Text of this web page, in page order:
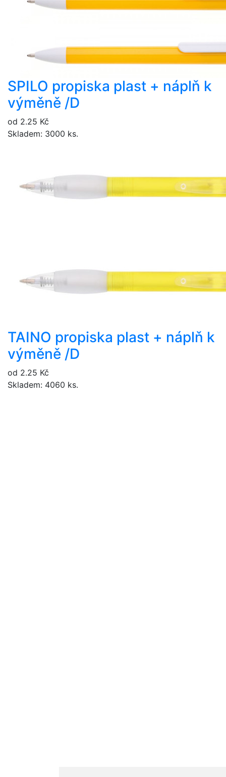
SPILO propiska plast + náplň k
výměně /D
od 2.25 Kč
Skladem: 3000 ks.
TAINO propiska plast + náplň k
výměně /D
od 2.25 Kč
Skladem: 4060 ks.